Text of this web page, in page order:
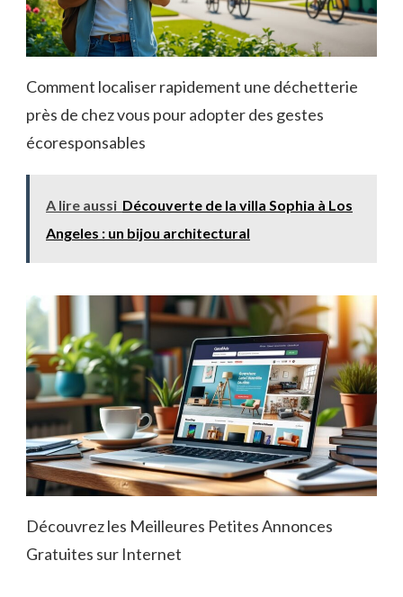
Comment localiser rapidement une déchetterie
près de chez vous pour adopter des gestes
écoresponsables
A lire aussi Découverte de la villa Sophia à Los
Angeles : un bijou architectural
Découvrez les Meilleures Petites Annonces
Gratuites sur Internet